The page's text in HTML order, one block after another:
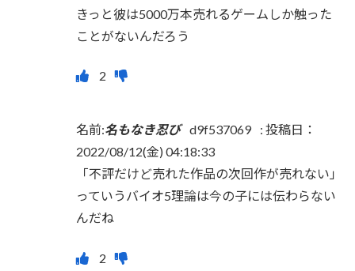
きっと彼は5000万本売れるゲームしか触った
ことがないんだろう
名前:名もなき忍び d9f537069 : 投稿日：
2022/08/12(金) 04:18:33
「不評だけど売れた作品の次回作が売れない」
っていうバイオ5理論は今の子には伝わらない
んだね